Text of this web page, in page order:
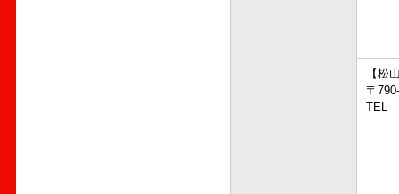
【松
〒
TEL